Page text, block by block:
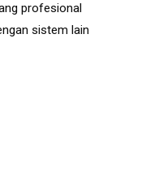
profesional
sistem lain